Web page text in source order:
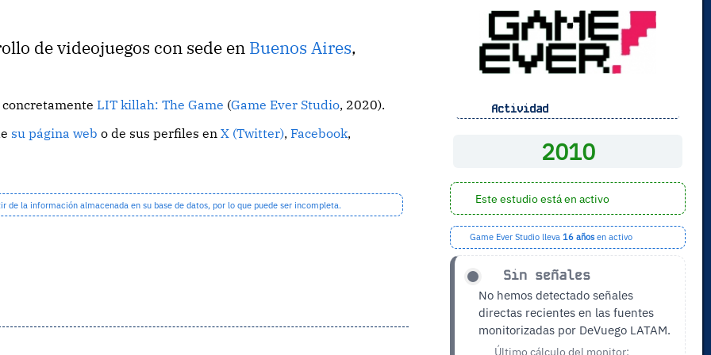
de videojuegos con sede en Buenos Aires,
concretamenteLIT killah: The Game (Game Ever Studio, 2020).
su página web o de sus perfiles enX (Twitter),Facebook,
la información almacenada en su base de datos, por lo que puede ser incompleta.
Actividad
2010
Este estudio está en activo
Game Ever Studio lleva 16 añosen activo
Sin señales
No hemos detectado señales
directas recientes en las fuentes
monitorizadas por DeVuego LATAM.
Último cálculo del monitor: